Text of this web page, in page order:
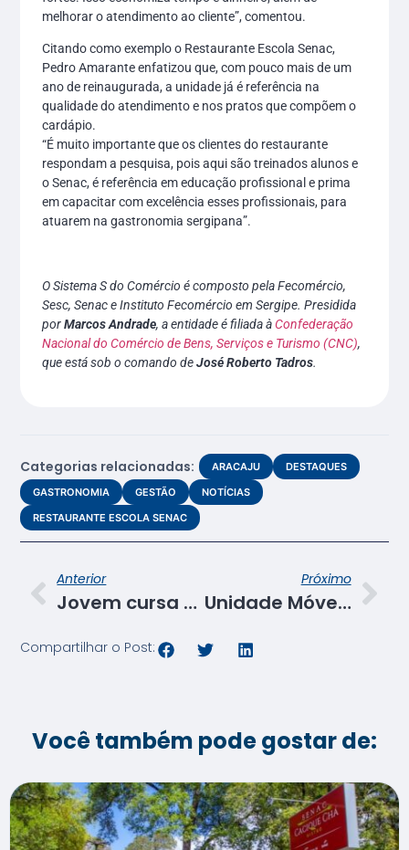
melhorar o atendimento ao cliente”, comentou.
Citando como exemplo o Restaurante Escola Senac,
Pedro Amarante enfatizou que, com pouco mais de um
ano de reinaugurada, a unidade já é referência na
qualidade do atendimento e nos pratos que compõem o
cardápio.
“É muito importante que os clientes do restaurante
respondam a pesquisa, pois aqui são treinados alunos e
o Senac, é referência em educação profissional e prima
em capacitar com excelência esses profissionais, para
atuarem na gastronomia sergipana”.
O Sistema S do Comércio é composto pela Fecomércio,
Sesc, Senac e Instituto Fecomércio em Sergipe. Presidida
porMarcos Andrade, a entidade é filiada àConfederação
Nacional do Comércio de Bens, Serviços e Turismo (CNC),
que está sob o comando deJosé Roberto Tadros.
Categorias relacionadas: ARACAJU
DESTAQUES
GASTRONOMIA
GESTÃO
NOTÍCIAS
RESTAURANTE ESCOLA SENAC
Anterior
Jovem cursa EAD Técnico em Administração no Senac para participar de seleção do Exército
Próximo
Unidade Móvel do Senac oferta cursos de Costureira e Corte e Costura em São Cristóvão
Compartilhar o Post:
Você também pode gostar de: